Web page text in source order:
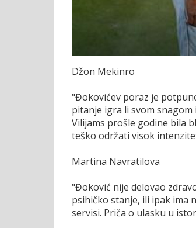
Džon Mekinro
"Đokovićev poraz je
pitanje igra li svom snagom
Vilijams prošle godine bila
teško održati visok
Martina Navratilova
"Đoković nije delovao
psihičko stanje, ili ipak ima
servisi. Priča o ulasku u